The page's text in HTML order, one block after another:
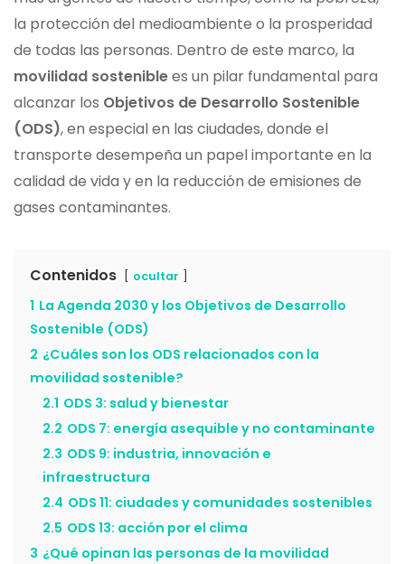
la protección del medioambiente o la prosperidad
de todas las personas. Dentro de este marco, la
movilidad sosteniblees un pilar fundamental para
alcanzar los Objetivos de Desarrollo Sostenible
(ODS), en especial en las ciudades, donde el
transporte desempeña un papel importante en la
calidad de vida y en la reducción de emisiones de
gases contaminantes.
Contenidos ocultar
1 La Agenda 2030 y los Objetivos de Desarrollo
Sostenible (ODS)
2 ¿Cuáles son los ODS relacionados con la
movilidad sostenible?
2.1 ODS 3: salud y bienestar
2.2 ODS 7: energía asequible y no contaminante
2.3 ODS 9: industria, innovación e
infraestructura
2.4 ODS 11: ciudades y comunidades sostenibles
2.5 ODS 13: acción por el clima
3 ¿Qué opinan las personas de la movilidad